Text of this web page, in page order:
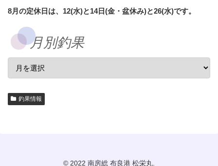
8月の定休日は、12(水)と14日(金・盆休み)と26(水)です。
月別釣果
釣果情報
© 2022 南房総 布良港 松栄丸.